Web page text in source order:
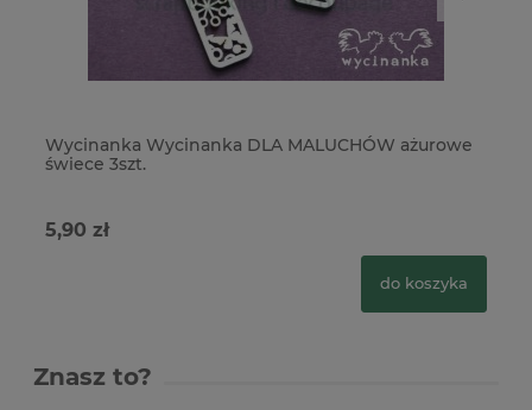
Wycinanka Wycinanka DLA MALUCHÓW ażurowe
świece 3szt.
5,90 zł
do koszyka
Znasz to?